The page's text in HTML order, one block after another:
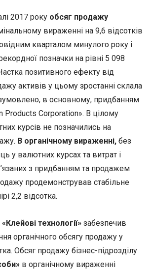
2017 року обсяг продажу
вираженні на 9,6 відсотків
кварталом минулого року і
позначки на рівні 5 098
позитивного ефекту від
активів у цьому зростанні склала
в основному, придбанням
Products Corporation». В цілому
курсів не позначились на
В органічному вираженні, без
у валютних курсах та витрат і
з придбанням та продажем
продемонстрував стабільне
2,2 відсотка.
«Клейові технології» забезпечив
органічного обсягу продажу у
Обсяг продажу бізнес-підрозділу
в органічному вираженні